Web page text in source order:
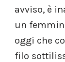
avviso, è
un
oggi che
filo